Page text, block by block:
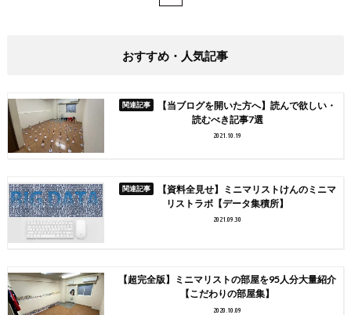
おすすめ・人気記事
【当ブログを開いた方へ】読んで欲しい・
読むべき記事7選
2021.10.19
【資料全見せ】ミニマリストけんのミニマ
リストラボ【データ集積所】
2021.09.30
【超完全版】ミニマリストの部屋を95人分大量紹介
【こだわりの部屋集】
2020.10.09